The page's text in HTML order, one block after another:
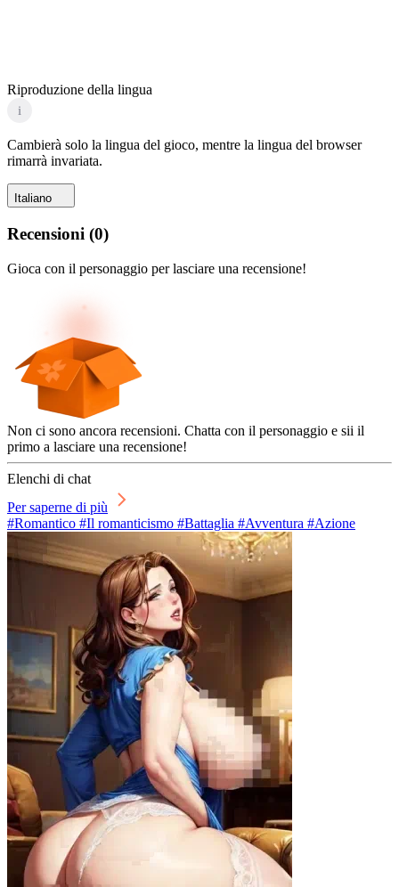
Riproduzione della lingua
i
Cambierà solo la lingua del gioco, mentre la lingua del browser
rimarrà invariata.
Italiano
Recensioni (0)
Gioca con il personaggio per lasciare una recensione!
Non ci sono ancora recensioni. Chatta con il personaggio e sii il
primo a lasciare una recensione!
Elenchi di chat
Per saperne di più
#Romantico #Il romanticismo #Battaglia #Avventura #Azione